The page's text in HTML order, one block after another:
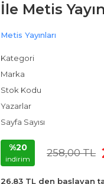
İle Metis
Metis Yayınları
Kategori
Marka
Stok Kodu
Yazarlar
Sayfa Sayısı
%20
indirim
258,00 TL
26,83 TL den başlayan